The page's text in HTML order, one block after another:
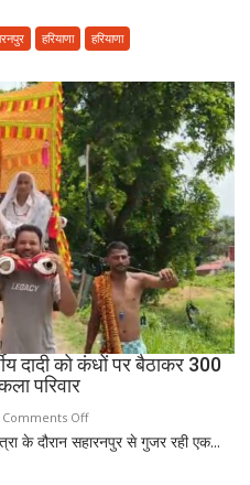
बैठाकर
यात्रा
पर
निकला
परिवार,
बेटे-
बहुओं
ने
उठाया
जिम्मा,
बोले-
माता-
पिता
की
भोलेनाथ
हरियाणा हरियाणा
दादी को कंधों पर बैठाकर 300
परिवार
Comments Offon
श्रवण
के दौरान सहारनपुर से गुजर रही एक...